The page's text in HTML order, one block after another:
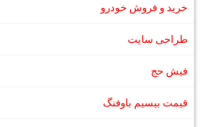
خرید و فروش خودرو
طراحی سایت
فیش حج
قیمت بیسیم باوفنگ